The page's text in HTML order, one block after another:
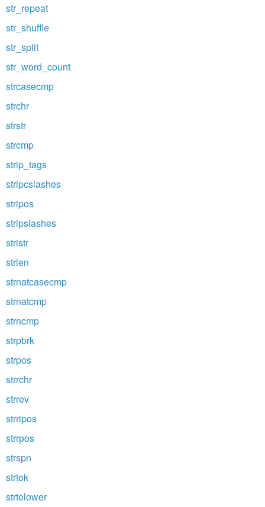
str_repeat
str_shuffle
str_split
str_word_count
strcasecmp
strchr
strstr
strcmp
strip_tags
stripcslashes
stripos
stripslashes
stristr
strlen
strnatcasecmp
strnatcmp
strncmp
strpbrk
strpos
strrchr
strrev
strripos
strrpos
strspn
strtok
strtolower